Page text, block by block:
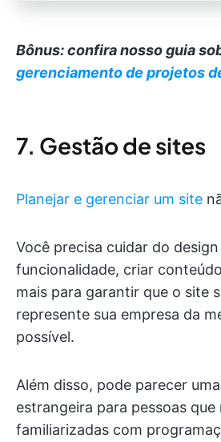
Bônus: confira nosso guia
gerenciamento de projetos
7. Gestão de sites
Planejar e gerenciar um site
Você precisa cuidar do design
funcionalidade, criar
mais para garantir que o site
represente sua empresa da
possível.
Além disso, pode parecer
estrangeira para pessoas que
familiarizadas com